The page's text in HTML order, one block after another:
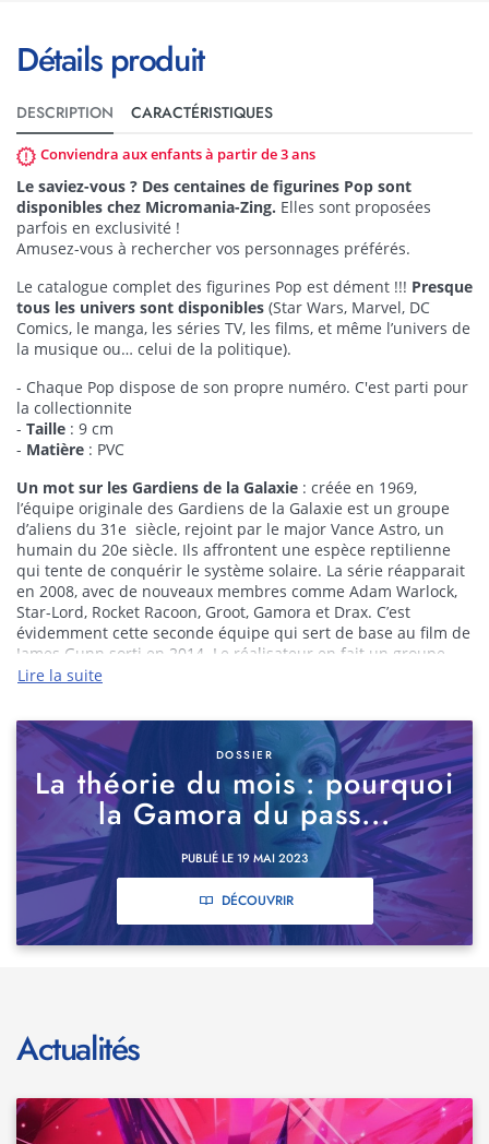
Détails produit
DESCRIPTION CARACTÉRISTIQUES
Conviendra aux enfants à partir de 3 ans
Le saviez-vous ? Des centaines de figurines Pop sont
disponibles chez Micromania-Zing. Elles sont proposées
parfois en exclusivité !
Amusez-vous à rechercher vos personnages préférés.
Le catalogue complet des figurines Pop est dément !!! Presque
tous les univers sont disponibles (Star Wars, Marvel, DC
Comics, le manga, les séries TV, les films, et même l’univers de
la musique ou… celui de la politique).
- Chaque Pop dispose de son propre numéro. C'est parti pour
la collectionnite
- Taille : 9 cm
- Matière : PVC
Un mot sur les Gardiens de la Galaxie : créée en 1969,
l’équipe originale des Gardiens de la Galaxie est un groupe
d’aliens du 31e siècle, rejoint par le major Vance Astro, un
humain du 20e siècle. Ils affrontent une espèce reptilienne
qui tente de conquérir le système solaire. La série réapparait
en 2008, avec de nouveaux membres comme Adam Warlock,
Star-Lord, Rocket Racoon, Groot, Gamora et Drax. C’est
évidemment cette seconde équipe qui sert de base au film de
James Gunn sorti en 2014. Le réalisateur en fait un groupe
d’aventuriers spatiaux, des marginaux redoutables aux
pour le bien commun. Et la bonne musique.
Lire la suite
DOSSIER
La théorie du mois : pourquoi
la Gamora du pass...
PUBLIÉ LE 19 MAI 2023
DÉCOUVRIR
Actualités